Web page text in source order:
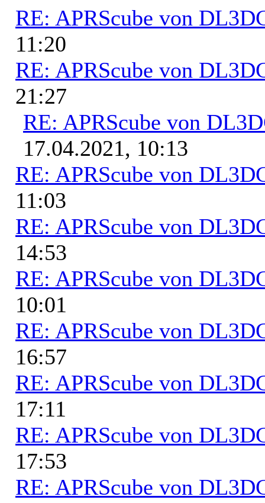
RE: APRScube von
11:20
RE: APRScube von
21:27
RE: APRScube von
17.04.2021, 10:13
RE: APRScube von
11:03
RE: APRScube von
14:53
RE: APRScube von
10:01
RE: APRScube von
16:57
RE: APRScube von
17:11
RE: APRScube von
17:53
RE: APRScube von